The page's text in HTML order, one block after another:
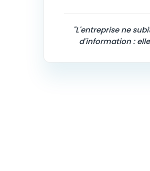
"L'entreprise ne
d'information :